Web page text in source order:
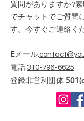
質問がありますか?
でチャットでご質問
す。今すぐご連絡く
Eメール:
電話:310-796-6625
登録非営利団体